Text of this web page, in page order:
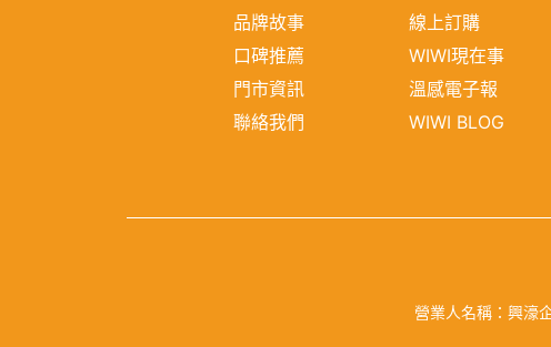
品牌故事
口碑推薦
門市資訊
聯絡我們
線上訂購
WIWI現在事
溫感電子報
WIWI BLOG
營業人名稱：興濠